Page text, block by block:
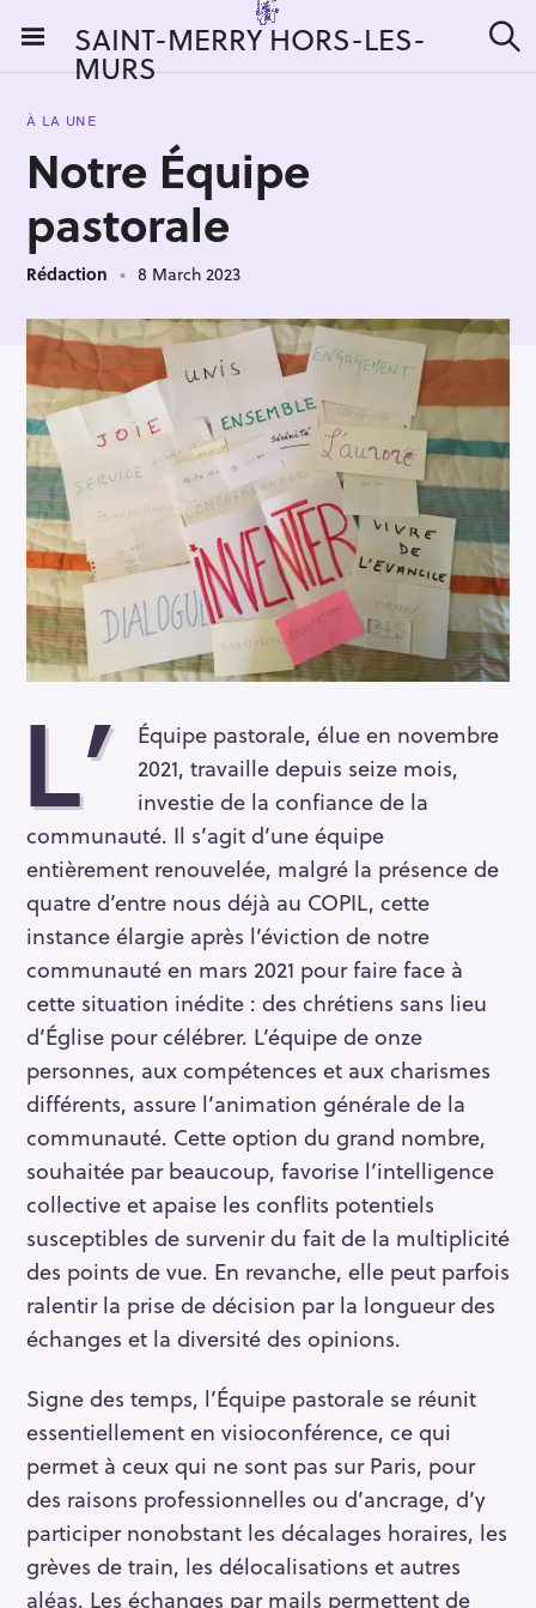
i
SAINT-MERRY HORS-LES-
MURS e
À LA UNE
Notre Équipe
pastorale
Rédaction 8 March 2023
L’
Équipe pastorale, élue en novembre
2021, travaille depuis seize mois,
investie de la confiance de la
communauté. Il s’agit d’une équipe
entièrement renouvelée, malgré la présence de
quatre d’entre nous déjà au COPIL, cette
instance élargie après l’éviction de notre
communauté en mars 2021 pour faire face à
cette situation inédite : des chrétiens sans lieu
d’Église pour célébrer. L’équipe de onze
personnes, aux compétences et aux charismes
différents, assure l’animation générale de la
communauté. Cette option du grand nombre,
souhaitée par beaucoup, favorise l’intelligence
collective et apaise les conflits potentiels
susceptibles de survenir du fait de la multiplicité
des points de vue. En revanche, elle peut parfois
ralentir la prise de décision par la longueur des
échanges et la diversité des opinions.
Signe des temps, l’Équipe pastorale se réunit
essentiellement en visioconférence, ce qui
permet à ceux qui ne sont pas sur Paris, pour
des raisons professionnelles ou d’ancrage, d’y
participer nonobstant les décalages horaires, les
grèves de train, les délocalisations et autres
aléas. Les échanges par mails permettent de